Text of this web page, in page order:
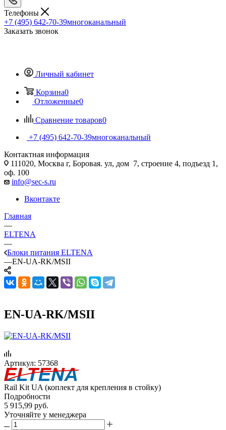
Телефоны
+7 (495) 642-70-39многоканальный
Заказать звонок
Личный кабинет
Корзина0
Отложенные0
Сравнение товаров0
+7 (495) 642-70-39многоканальный
Контактная информация
111020, Москва г, Боровая. ул, дом 7, строение 4, подъезд 1,
оф. 100
info@sec-s.ru
Вконтакте
Главная
—
ELTENA
—
Блоки питания ELTENA
—EN-UA-RK/MSII
EN-UA-RK/MSII
Артикул: 57368
Rail Kit UA (коплект для крепления в стойку)
Подробности
5 915,99 руб.
Уточняйте у менеджера